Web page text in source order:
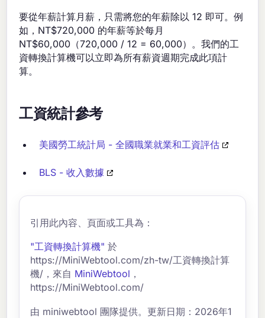
要從年薪計算月薪，只需將您的年薪除以 12 即可。例
如，NT$720,000 的年薪等於每月
NT$60,000（720,000 / 12 = 60,000）。我們的工
資轉換計算機可以立即為所有薪資週期完成此項計
算。
工資統計參考
美國勞工統計局 - 全國職業就業和工資評估
BLS - 收入數據
引用此內容、頁面或工具為：
"工資轉換計算機" 於
https://MiniWebtool.com/zh-tw/工資轉換計算
機/，來自 MiniWebtool ，
https://MiniWebtool.com/
由 miniwebtool 團隊提供。更新日期：2026年1